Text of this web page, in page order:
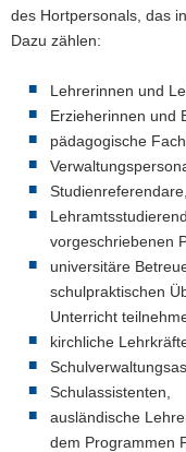
des Hortpersonals, das
Dazu zählen:
Lehrerinnen und
Erzieherinnen und
pädagogische
Studienreferendare,
vorge­schriebenen
universitäre
schulpraktischen
Unter­richt
kirchliche
Schulassistenten,
ausländische
dem Programmen